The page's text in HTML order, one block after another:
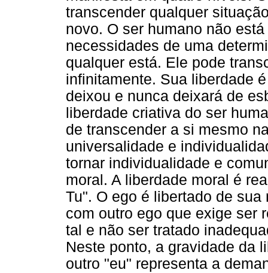
transcender qualquer
novo. O ser humano não
necessidades de uma
qualquer está. Ele pode
infinitamente. Sua liberdade
deixou e nunca deixará de
liberdade criativa do ser
de transcender a si mesmo
universalidade e
tornar individualidade e
moral. A liberdade moral é
Tu". O ego é libertado de
com outro ego que exige ser
tal e não ser tratado
Neste ponto, a gravidade da
outro "eu" representa a